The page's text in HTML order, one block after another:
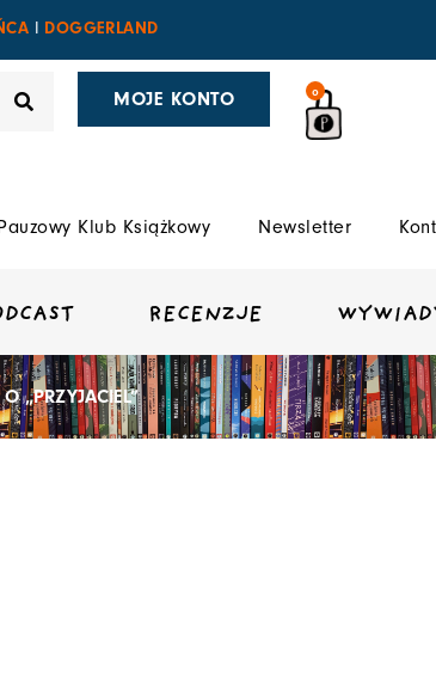
DOGGERLAND
MOJE KONTO 0
Pauzowy Klub Książkowy Newsletter
RECENZJE
„PRZYJACIEL”